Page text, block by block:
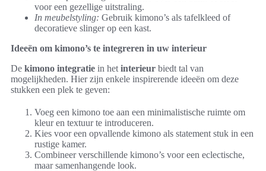
voor een gezellige uitstraling.
In meubelstyling: Gebruik kimono’s als tafelkleed of
decoratieve slinger op een kast.
Ideeën om kimono’s te integreren in uw interieur
De kimono integratie in het interieur biedt tal van
mogelijkheden. Hier zijn enkele inspirerende ideeën om deze
stukken een plek te geven:
Voeg een kimono toe aan een minimalistische ruimte om
kleur en textuur te introduceren.
Kies voor een opvallende kimono als statement stuk in een
rustige kamer.
Combineer verschillende kimono’s voor een eclectische,
maar samenhangende look.